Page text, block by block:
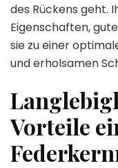
des Rückens geht.
Eigenschaften,
sie zu einer
und erholsamen
Vorteile